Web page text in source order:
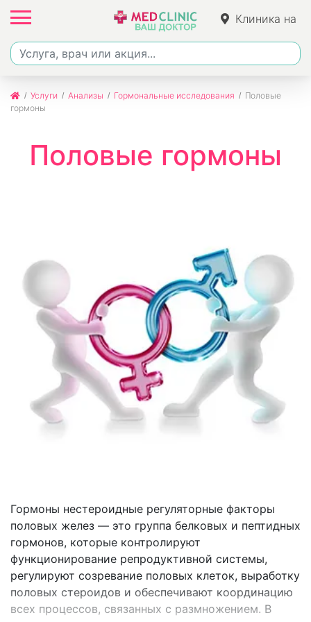
Клиника на
Джалиля
Услуги Анализы Гормональные исследования
Половые
гормоны
Половые гормоны
Гормоны нестероидные регуляторные факторы
половых желез — это группа белковых и пептидных
гормонов, которые контролируют
функционирование репродуктивной системы,
регулируют созревание половых клеток, выработку
половых стероидов и обеспечивают координацию
всех процессов, связанных с размножением. В